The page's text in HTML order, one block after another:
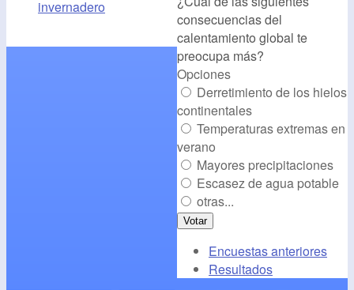
invernadero
/></a>
consecuencias del
calentamiento global te
preocupa más?
Opciones
Derretimiento de los hielos
continentales
Temperaturas extremas en
verano
Mayores precipitaciones
Escasez de agua potable
otras...
Encuestas anteriores
Resultados